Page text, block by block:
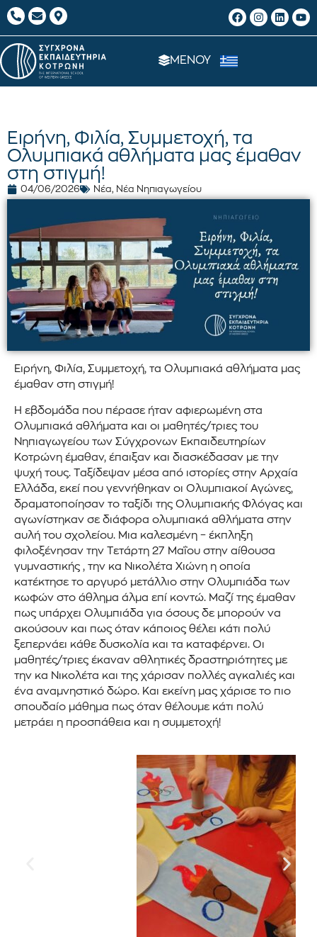
ΜΕΝΟΥ
Ειρήνη, Φιλία, Συμμετοχή, τα
Ολυμπιακά αθλήματα μας έμαθαν
στη στιγμή!
04/06/2026 Νέα, Νέα Νηπιαγωγείου
Ειρήνη, Φιλία, Συμμετοχή, τα Ολυμπιακά αθλήματα μας
έμαθαν στη στιγμή!
Η εβδομάδα που πέρασε ήταν αφιερωμένη στα
Ολυμπιακά αθλήματα και οι μαθητές/τριες του
Νηπιαγωγείου των Σύγχρονων Εκπαιδευτηρίων
Κοτρώνη έμαθαν, έπαιξαν και διασκέδασαν με την
ψυχή τους. Ταξίδεψαν μέσα από ιστορίες στην Αρχαία
Ελλάδα, εκεί που γεννήθηκαν οι Ολυμπιακοί Αγώνες,
δραματοποίησαν το ταξίδι της Ολυμπιακής Φλόγας και
αγωνίστηκαν σε διάφορα ολυμπιακά αθλήματα στην
αυλή του σχολείου. Μια καλεσμένη – έκπληξη
φιλοξένησαν την Τετάρτη 27 Μαΐου στην αίθουσα
γυμναστικής , την κα Νικολέτα Χιώνη η οποία
κατέκτησε το αργυρό μετάλλιο στην Ολυμπιάδα των
κωφών στο άθλημα άλμα επί κοντώ. Μαζί της έμαθαν
πως υπάρχει Ολυμπιάδα για όσους δε μπορούν να
ακούσουν και πως όταν κάποιος θέλει κάτι πολύ
ξεπερνάει κάθε δυσκολία και τα καταφέρνει. Οι
μαθητές/τριες έκαναν αθλητικές δραστηριότητες με
την κα Νικολέτα και της χάρισαν πολλές αγκαλιές και
ένα αναμνηστικό δώρο. Και εκείνη μας χάρισε το πιο
σπουδαίο μάθημα πως όταν θέλουμε κάτι πολύ
μετράει η προσπάθεια και η συμμετοχή!